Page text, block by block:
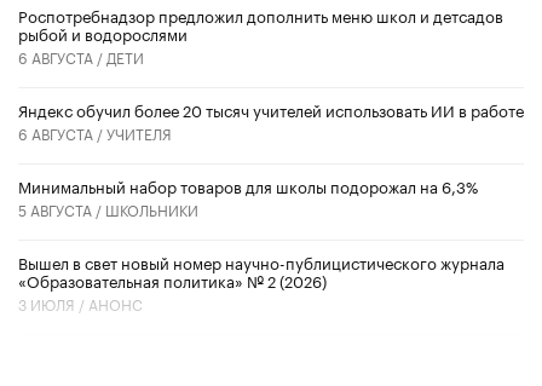
Роспотребнадзор предложил дополнить меню школ и детсадов
рыбой и водорослями
6 АВГУСТА / ДЕТИ
​Яндекс обучил более 20 тысяч учителей использовать ИИ в работе
6 АВГУСТА /УЧИТЕЛЯ
Минимальный набор товаров для школы подорожал на 6,3%
5 АВГУСТА / ШКОЛЬНИКИ
Вышел в свет новый номер научно-публицистического журнала
«Образовательная политика» № 2 (2026)
3 ИЮЛЯ / АНОНС